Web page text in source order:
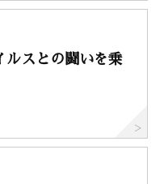
ルスとの闘いを乗